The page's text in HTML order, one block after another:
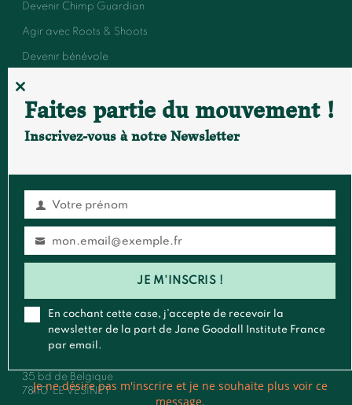
Devenir Chimp Guardian
Agir avec Roots & Shoots
Devenir bénévole
Événements et conférences
FAIRE UN DON
Contact
Général:contact@janegoodall.fr
presse@janegoodall.fr
Pour toute correspondance postale,vous pouvez nous écrire à
35 bd de Belgique
78110 LE VESINET
CLOSE
THIS
MODULE
Faites partie du mouvement !
Inscrivez-vous à notre Newsletter
PrénomVotre prénom
Emailmon.email@exemple.fr
JE M'INSCRIS !
En cochant cette case, j’accepte de recevoir la
newsletter de la part de Jane Goodall Institute France
par email.
Je ne désire pas m'inscrire et je ne souhaite plus voir ce
message.